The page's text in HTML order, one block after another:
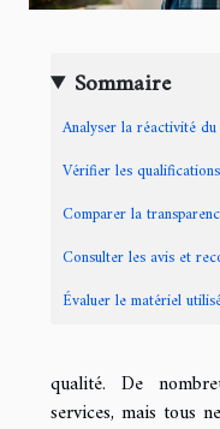
Sommaire
Analyser la réactivité
Vérifier les
Comparer la
Consulter les avis et
Évaluer le matériel
qualité. De
services, mais tous